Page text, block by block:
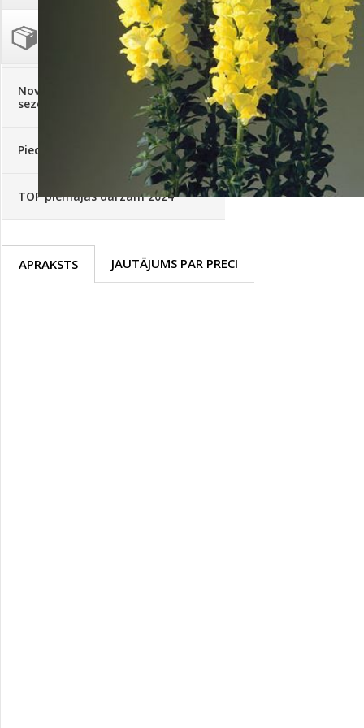
Palīglīdzekļi augu audzēšanai(72)
Klientu Diena
Novatec - izcils mēslošanai arī
sezonas otrajā pusē!
Piedāvājums ābeļdārziem
TOP piemājas dārzam 2024
APRAKSTS JAUTĀJUMS PAR PRECI